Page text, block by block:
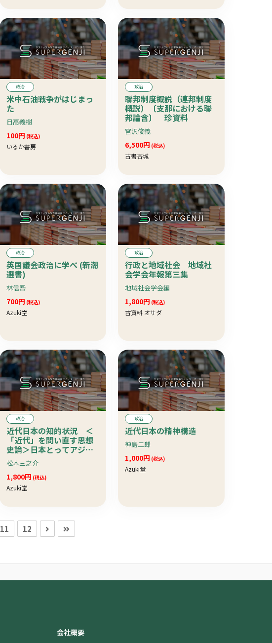
政治
米中石油戦争がはじまっ
た
日高義樹
100円 (税込)
いるか書房
政治
聯邦制度概説（連邦制度
概説）〔支那における聯
邦論含〕 珍資料
宮沢俊義
6,500円 (税込)
古書杏城
政治
英国議会政治に学べ (新潮
選書)
林信吾
700円 (税込)
Azuki堂
政治
行政と地域社会 地域社
会学会年報第三集
地域社会学会編
1,800円 (税込)
古資料 オサダ
政治
近代日本の知的状況 ＜
「近代」を問い直す思想
史論＞日本とってアジア
とは？幕末の思想状況に
さかのぼって考察
松本三之介
1,800円 (税込)
Azuki堂
政治
近代日本の精神構造
神島二郎
1,000円 (税込)
Azuki堂
11 12
会社概要